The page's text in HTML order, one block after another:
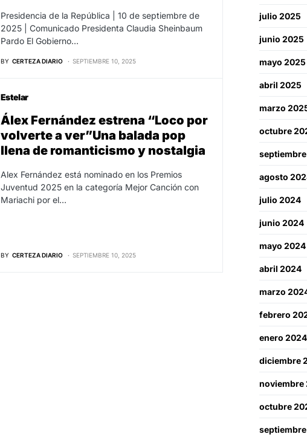
Presidencia de la República | 10 de septiembre de
2025 | Comunicado Presidenta Claudia Sheinbaum
Pardo El Gobierno…
BY CERTEZA DIARIO SEPTIEMBRE 10, 2025
Estelar
Álex Fernández estrena “Loco por
volverte a ver”Una balada pop
llena de romanticismo y nostalgia
Alex Fernández está nominado en los Premios
Juventud 2025 en la categoría Mejor Canción con
Mariachi por el…
BY CERTEZA DIARIO SEPTIEMBRE 10, 2025
julio 2025
junio 2025
mayo 2025
abril 2025
marzo
octubre
agosto
julio 2024
junio 2024
mayo 2024
abril 2024
marzo
febrero
enero 2024
diciembre
noviembre
octubre